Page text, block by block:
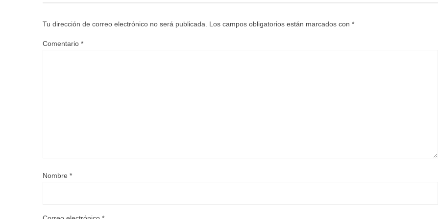
Tu dirección de correo electrónico no será publicada. Los campos obligatorios están marcados con *
Comentario *
Nombre *